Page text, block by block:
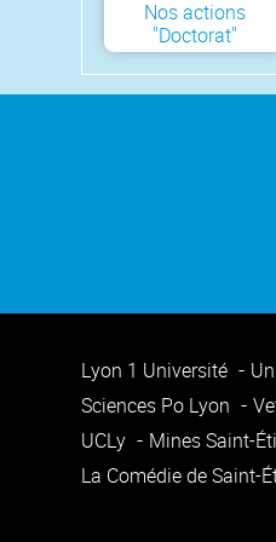
Nos actions
"Doctorat"
Lyon 1 Université
Sciences Po Lyon
UCLy
Mines Saint-
La Comédie de Saint-